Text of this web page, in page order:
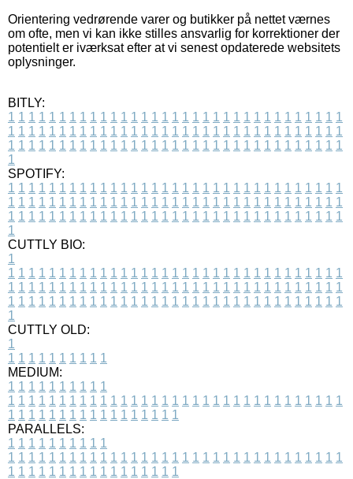
Orientering vedrørende varer og butikker på nettet værnes
om ofte, men vi kan ikke stilles ansvarlig for korrektioner der
potentielt er iværksat efter at vi senest opdaterede websitets
oplysninger.
BITLY:
1 1 1 1 1 1 1 1 1 1 1 1 1 1 1 1 1 1 1 1 1 1 1 1 1 1 1 1 1 1 1 1 1
1 1 1 1 1 1 1 1 1 1 1 1 1 1 1 1 1 1 1 1 1 1 1 1 1 1 1 1 1 1 1 1 1
1 1 1 1 1 1 1 1 1 1 1 1 1 1 1 1 1 1 1 1 1 1 1 1 1 1 1 1 1 1 1 1 1
1
SPOTIFY:
1 1 1 1 1 1 1 1 1 1 1 1 1 1 1 1 1 1 1 1 1 1 1 1 1 1 1 1 1 1 1 1 1
1 1 1 1 1 1 1 1 1 1 1 1 1 1 1 1 1 1 1 1 1 1 1 1 1 1 1 1 1 1 1 1 1
1 1 1 1 1 1 1 1 1 1 1 1 1 1 1 1 1 1 1 1 1 1 1 1 1 1 1 1 1 1 1 1 1
1
CUTTLY BIO:
1
1 1 1 1 1 1 1 1 1 1 1 1 1 1 1 1 1 1 1 1 1 1 1 1 1 1 1 1 1 1 1 1 1
1 1 1 1 1 1 1 1 1 1 1 1 1 1 1 1 1 1 1 1 1 1 1 1 1 1 1 1 1 1 1 1 1
1 1 1 1 1 1 1 1 1 1 1 1 1 1 1 1 1 1 1 1 1 1 1 1 1 1 1 1 1 1 1 1 1
1
CUTTLY OLD:
1
1 1 1 1 1 1 1 1 1 1
MEDIUM:
1 1 1 1 1 1 1 1 1 1
1 1 1 1 1 1 1 1 1 1 1 1 1 1 1 1 1 1 1 1 1 1 1 1 1 1 1 1 1 1 1 1 1
1 1 1 1 1 1 1 1 1 1 1 1 1 1 1 1 1
PARALLELS:
1 1 1 1 1 1 1 1 1 1
1 1 1 1 1 1 1 1 1 1 1 1 1 1 1 1 1 1 1 1 1 1 1 1 1 1 1 1 1 1 1 1 1
1 1 1 1 1 1 1 1 1 1 1 1 1 1 1 1 1